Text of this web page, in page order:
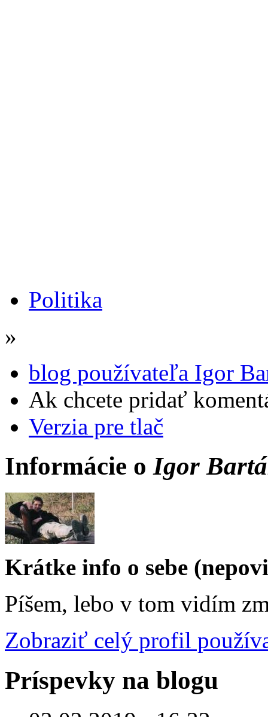
Politika
»
blog používateľa Igor
Ak chcete pridať
Verzia pre tlač
Informácie oIgor
Krátke info o sebe
Píšem, lebo v tom vidím
Zobraziť celý profil
Príspevky na blogu